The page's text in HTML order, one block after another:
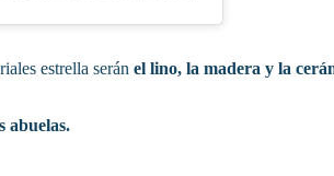
estrella serán el lino, la madera y la
abuelas.